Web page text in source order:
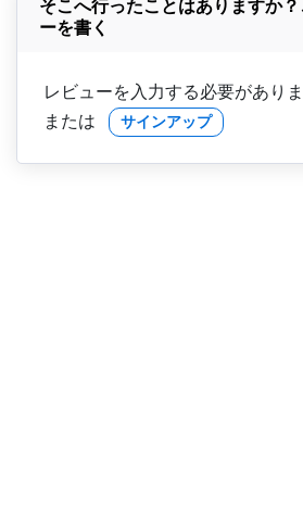
そこへ行ったことはありますか
ーを書く
レビューを入力する必要があり
または サインアップ